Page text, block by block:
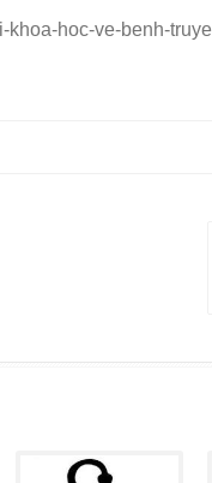
khoa-hoc-ve-benh-